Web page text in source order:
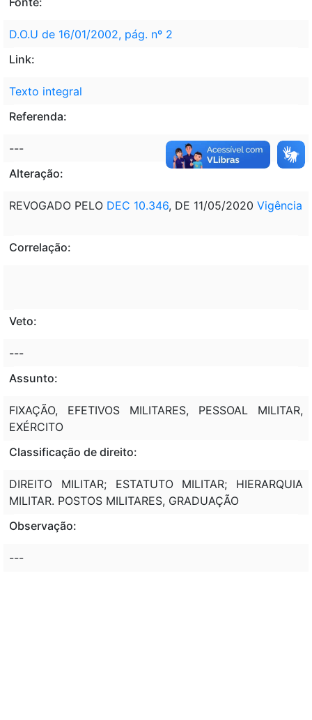
D.O.U de 16/01/2002, pág. nº 2
Link:
Texto integral
Referenda:
---
Alteração:
REVOGADO PELO DEC 10.346, DE 11/05/2020 Vigência
Correlação:
Veto:
---
Assunto:
FIXAÇÃO, EFETIVOS MILITARES, PESSOAL MILITAR,
EXÉRCITO
Classificação de direito:
DIREITO MILITAR; ESTATUTO MILITAR; HIERARQUIA
MILITAR. POSTOS MILITARES, GRADUAÇÃO
Observação:
---